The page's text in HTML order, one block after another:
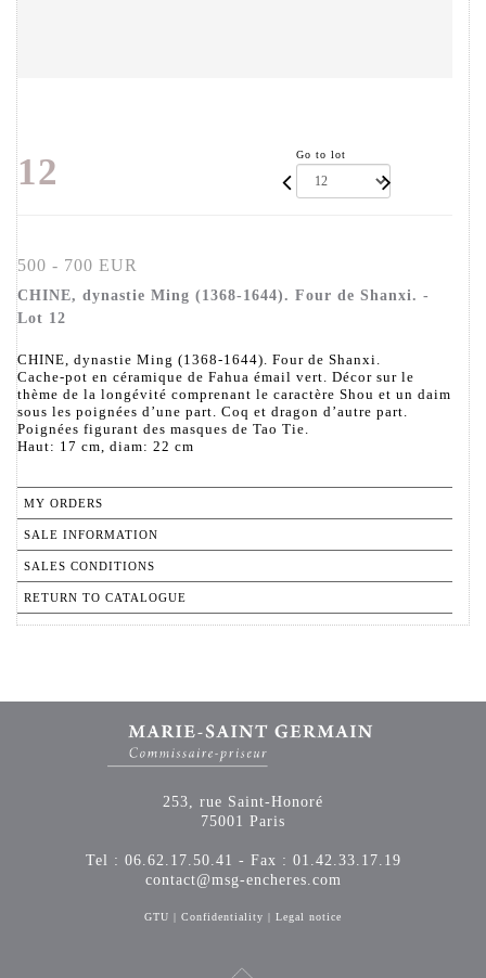
12 Go to lot
500 - 700 EUR
CHINE, dynastie Ming (1368-1644). Four de Shanxi. -
Lot 12
CHINE, dynastie Ming (1368-1644). Four de Shanxi.
Cache-pot en céramique de Fahua émail vert. Décor sur le
thème de la longévité comprenant le caractère Shou et un daim
sous les poignées d’une part. Coq et dragon d’autre part.
Poignées figurant des masques de Tao Tie.
Haut: 17 cm, diam: 22 cm
MY ORDERS
SALE INFORMATION
SALES CONDITIONS
RETURN TO CATALOGUE
253, rue Saint-Honoré
75001 Paris
Tel : 06.62.17.50.41 - Fax : 01.42.33.17.19
contact@msg-encheres.com
GTU | Confidentiality | Legal notice